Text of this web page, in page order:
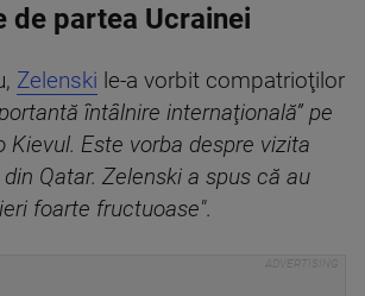
de partea Ucrainei
Zelenski le-a vorbit compatrioţilor
întâlnire internaţională” pe
Kievul. Este vorba despre vizita
Qatar. Zelenski a spus că au
foarte fructuoase".